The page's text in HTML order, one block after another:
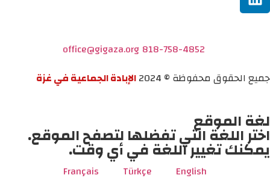
818-758-4852
office@gigaza.org
جميع الحقوق محفوظة © 2024
الإبادة الجماعية في غزة
لغة الموقع
اختر اللغة التي تفضلها لتصفح الموقع.
يمكنك تغيير اللغة في أي وقت.
English
Türkçe
Français